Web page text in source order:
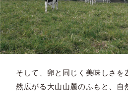
そして、卵と同じく美味しさを
然広がる大山山麓のふもと、自